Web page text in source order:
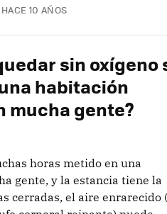
HACE 10 AÑOS
sin oxígeno
habitación
mucha gente?
horas metido en una
gente, y la estancia tiene la
cerradas, el aire enrarecido